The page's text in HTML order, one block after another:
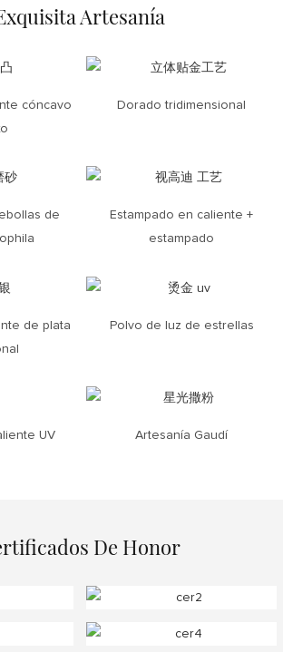
Artesanía
cóncavo
Dorado tridimensional
de
Estampado en caliente +
estampado
de plata
Polvo de luz de estrellas
UV Artesanía Gaudí
De Honor